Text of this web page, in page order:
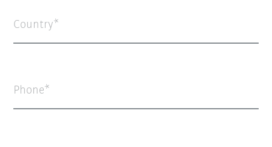
Country
Phone